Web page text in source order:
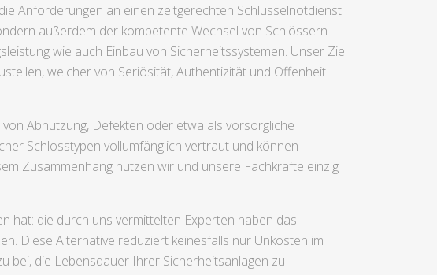
Anforderungen an einen zeitgerechten Schlüsselnotdienst
außerdem der kompetente Wechsel von Schlössern
wie auch Einbau von Sicherheitssystemen. Unser Ziel
welcher von Seriösität, Authentizität und Offenheit
Abnutzung, Defekten oder etwa als vorsorgliche
Schlosstypen vollumfänglich vertraut und können
Zusammenhang nutzen wir und unsere Fachkräfte einzig
hat: die durch uns vermittelten Experten haben das
Diese Alternative reduziert keinesfalls nur Unkosten im
bei, die Lebensdauer Ihrer Sicherheitsanlagen zu